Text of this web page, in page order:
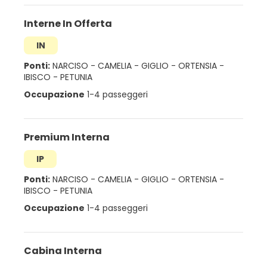
Interne In Offerta
IN
Ponti: NARCISO - CAMELIA - GIGLIO - ORTENSIA -
IBISCO - PETUNIA
Occupazione 1-4 passeggeri
Premium Interna
IP
Ponti: NARCISO - CAMELIA - GIGLIO - ORTENSIA -
IBISCO - PETUNIA
Occupazione 1-4 passeggeri
Cabina Interna